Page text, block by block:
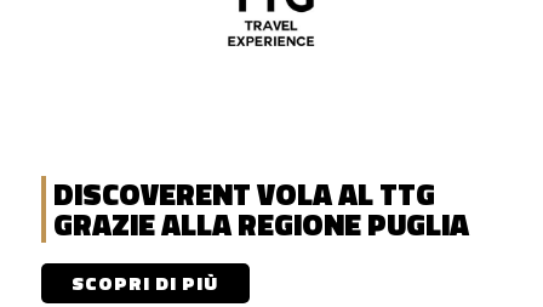
DISCOVERENT VOLA AL TTG
GRAZIE ALLA REGIONE PUGLIA
SCOPRI DI PIÙ